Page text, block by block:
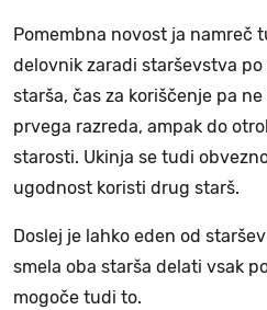
Pomembna novost ja namreč
delovnik zaradi starševstva
starša, čas za koriščenje pa
prvega razreda, ampak do
starosti. Ukinja se tudi
ugodnost koristi drug starš.
Doslej je lahko eden od
smela oba starša delati vsak
mogoče tudi to.